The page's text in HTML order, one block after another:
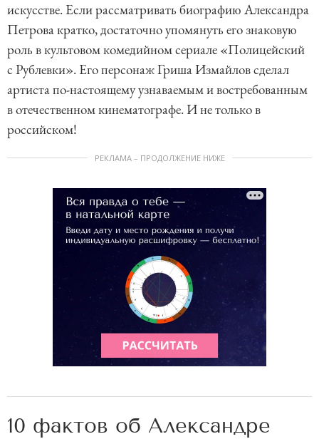
искусстве. Если рассматривать биографию Александра
Петрова кратко, достаточно упомянуть его знаковую
роль в культовом комедийном сериале «Полицейский
с Рублевки». Его персонаж Гриша Измайлов сделал
артиста по-настоящему узнаваемым и востребованным
в отечественном кинематографе. И не только в
российском!
РЕКЛАМА – ПРОДОЛЖЕНИЕ НИЖЕ
10 фактов об Александре